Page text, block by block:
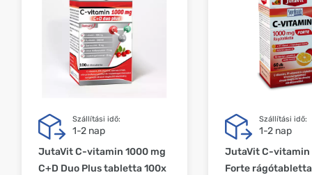
Szállítási idő:
1-2 nap
JutaVit C-vitamin 1000 mg
C+D Duo Plus tabletta 100x
Szállítási idő:
1-2 nap
JutaVit C-vitamin
Forte